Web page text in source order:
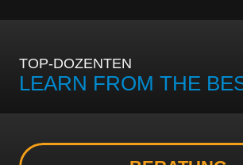
TOP-DOZENTEN
LEARN FROM THE